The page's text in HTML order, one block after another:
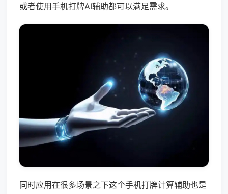
或者使用手机打牌AI辅助都可以满足需求。
同时应用在很多场景之下这个手机打牌计算辅助也是